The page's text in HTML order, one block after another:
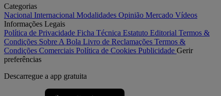
Categorias
Nacional Internacional Modalidades Opinião Mercado Vídeos
Informações Legais
Política de Privacidade Ficha Técnica Estatuto Editorial Termos &
Condições Sobre A Bola Livro de Reclamações Termos &
Condições Comerciais Política de Cookies Publicidade Gerir
preferências
Descarregue a app gratuita